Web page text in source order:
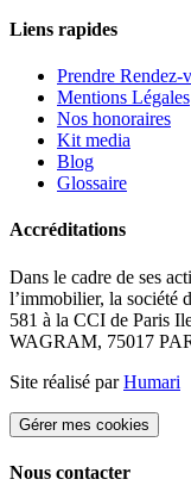
Liens rapides
Prendre Rendez-
Mentions Légales
Nos honoraires
Kit media
Blog
Glossaire
Accréditations
Dans le cadre de ses
l’immobilier, la société
581 à la CCI de Paris
WAGRAM, 75017
Site réalisé parHumari
Gérer mes cookies
Nous contacter